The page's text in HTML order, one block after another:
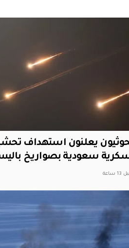
يعلنون استهداف
سعودية بصواريخ
ساعة